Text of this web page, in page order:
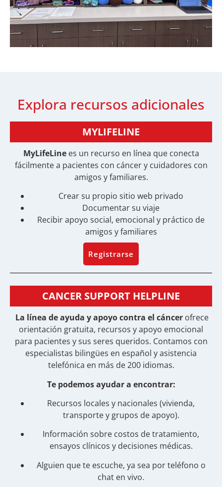
Explora recursos adicionales
MYLIFELINE
MyLifeLinees un recurso en línea que conecta
fácilmente a pacientes con cáncer y cuidadores con
amigos y familiares.
Crear su propio sitio web privado
Documentar su viaje
Recibir apoyo social, emocional y práctico de
amigos y familiares
Registrarse
CANCER SUPPORT HELPLINE
La línea de ayuda y apoyo contra el cáncer ofrece
orientación gratuita, recursos y apoyo emocional
para pacientes y sus seres queridos. Contamos con
especialistas bilingües en español y asistencia
telefónica en más de 200 idiomas.
Te podemos ayudar a encontrar:
Recursos locales y nacionales (vivienda,
transporte y grupos de apoyo).
Información sobre costos de tratamiento,
ensayos clínicos y decisiones médicas.
Alguien que te escuche, ya sea por teléfono o
chat en vivo.